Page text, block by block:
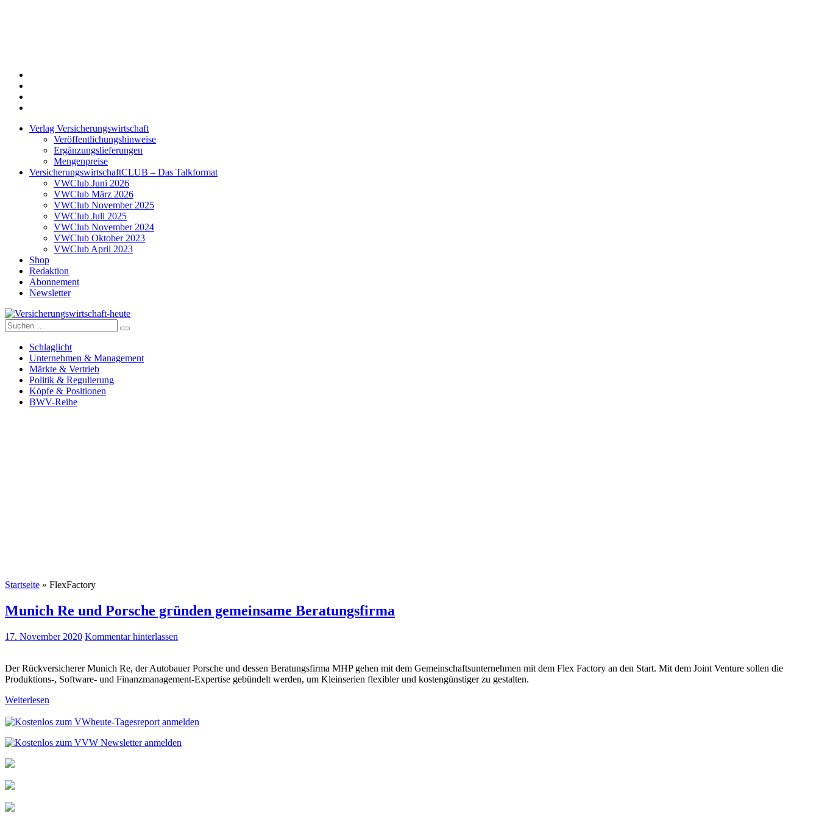
Verlag Versicherungswirtschaft
Veröffentlichungshinweise
Ergänzungslieferungen
Mengenpreise
VersicherungswirtschaftCLUB – Das Talkformat
VWClub Juni 2026
VWClub März 2026
VWClub November 2025
VWClub Juli 2025
VWClub November 2024
VWClub Oktober 2023
VWClub April 2023
Shop
Redaktion
Abonnement
Newsletter
Versicherungswirtschaft-heute
Suche
nach:
Schlaglicht
Unternehmen & Management
Märkte & Vertrieb
Politik & Regulierung
Köpfe & Positionen
BWV-Reihe
Startseite » FlexFactory
Munich Re und Porsche gründen gemeinsame Beratungsfirma
17. November 2020 Kommentar hinterlassen
Der Rückversicherer Munich Re, der Autobauer Porsche und dessen Beratungsfirma MHP gehen mit dem Gemeinschaftsunternehmen mit dem Flex Factory an den Start. Mit dem Joint Venture sollen die
Produktions-, Software- und Finanzmanagement-Expertise gebündelt werden, um Kleinserien flexibler und kostengünstiger zu gestalten.
Weiterlesen